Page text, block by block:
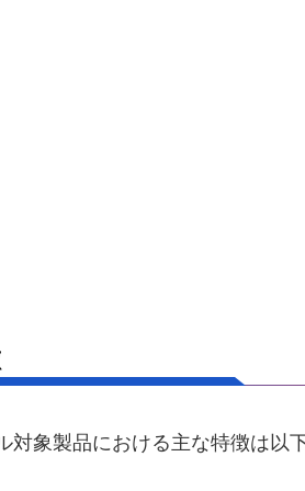
対象製品における主な特徴は以